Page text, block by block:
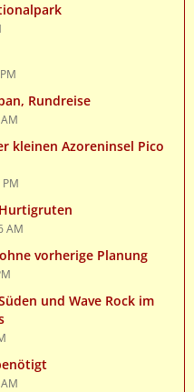
Rundreise
kleinen Azoreninsel Pico
AM
vorherige Planung
und Wave Rock im